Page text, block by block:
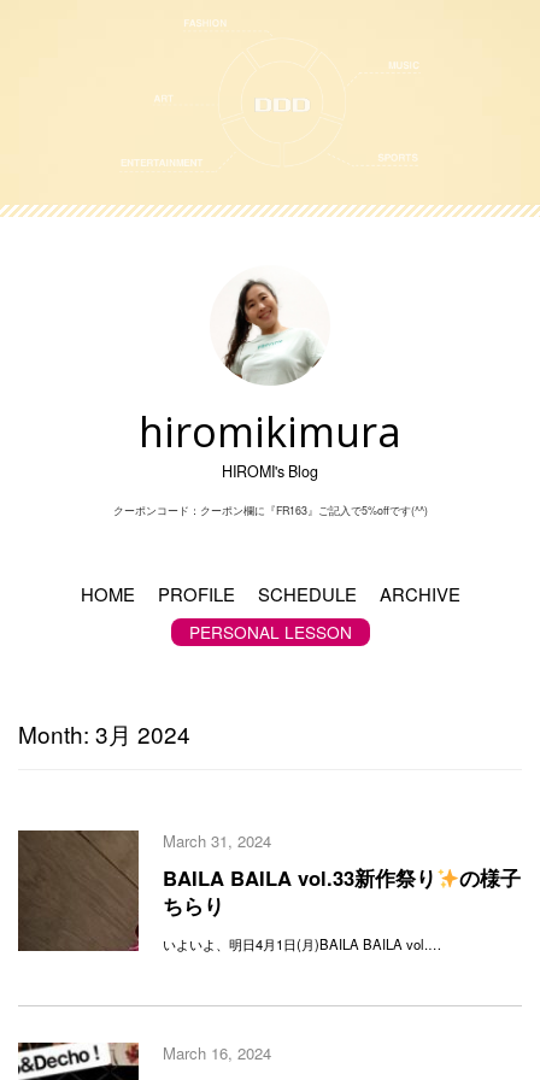
hiromikimura
HIROMI's Blog
クーポンコード：クーポン欄に『FR163』ご記入で5%offです(^^)
HOME PROFILE SCHEDULE ARCHIVE
PERSONAL LESSON
Month: 3月 2024
March 31, 2024
BAILA BAILA vol.33新作祭り
の様子
ちらり
いよいよ、明日4月1日(月)BAILA BAILA vol.…
March 16, 2024